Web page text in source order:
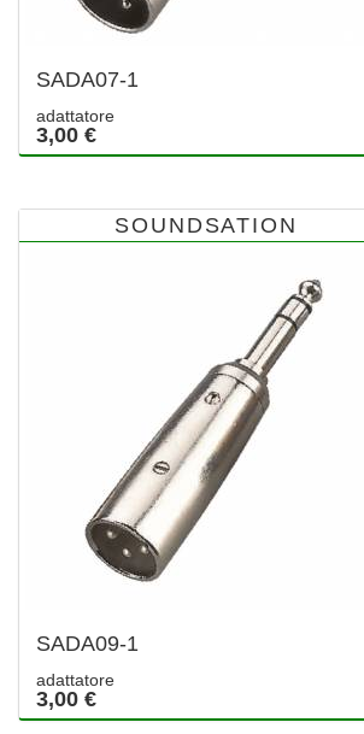
SADA07-1
adattatore
3,00 €
SOUNDSATION
SADA09-1
adattatore
3,00 €